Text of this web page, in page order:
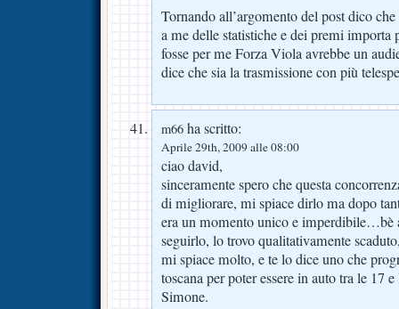
Tornando all’argomento del post dico
a me delle statistiche e dei premi importa
fosse per me Forza Viola avrebbe un
dice che sia la trasmissione con più
m66 ha scritto:
Aprile 29th, 2009 alle 08:00
ciao david,
sinceramente spero che questa
di migliorare, mi spiace dirlo ma dopo
era un momento unico e imperdibile…bè
seguirlo, lo trovo qualitativamente
mi spiace molto, e te lo dice uno che
toscana per poter essere in auto tra le 17
Simone.